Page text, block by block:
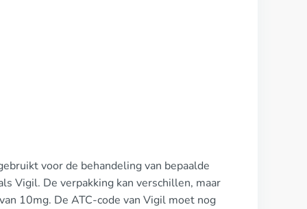
voor de behandeling van bepaalde
Vigil. De verpakking kan verschillen, maar
10mg. De ATC-code van Vigil moet nog